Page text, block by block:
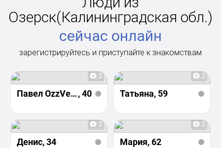
Озерск(Калининградская обл.)
сейчас онлайн
зарегистрируйтесь и приступайте к знакомствам
2
Павел OzzVeriN, 40
2
Татьяна, 59
2
Денис, 34
2
Мария, 62